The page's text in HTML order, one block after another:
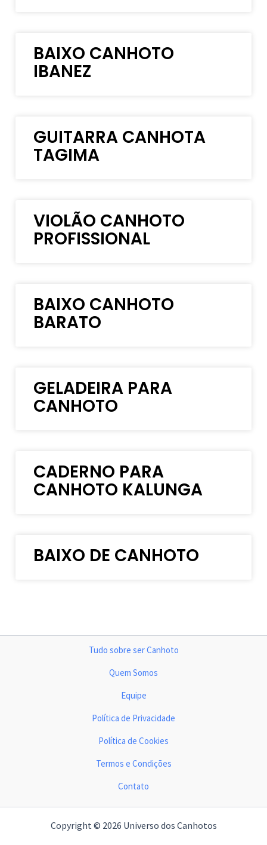
BAIXO CANHOTO
IBANEZ
GUITARRA CANHOTA
TAGIMA
VIOLÃO CANHOTO
PROFISSIONAL
BAIXO CANHOTO
BARATO
GELADEIRA PARA
CANHOTO
CADERNO PARA
CANHOTO KALUNGA
BAIXO DE CANHOTO
Tudo sobre ser Canhoto
Quem Somos
Equipe
Política de Privacidade
Política de Cookies
Termos e Condições
Contato
Copyright © 2026 Universo dos Canhotos